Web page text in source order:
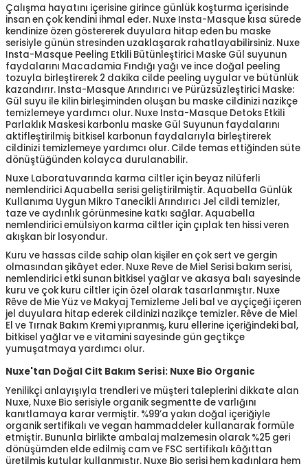
Çalışma hayatını içerisine girince günlük koşturma içerisinde
insan en çok kendini ihmal eder. Nuxe Insta-Masque kısa sürede
kendinize özen göstererek duyulara hitap eden bu maske
serisiyle günün stresinden uzaklaşarak rahatlayabilirsiniz. Nuxe
Insta-Masque Peeling Etkili Bütünleştirici Maske Gül suyunun
faydalarını Macadamia Fındığı yağı ve ince doğal peeling
tozuyla birleştirerek 2 dakika cilde peeling uygular ve bütünlük
kazandırır. Insta-Masque Arındırıcı ve Pürüzsüzleştirici Maske:
Gül suyu ile kilin birleşiminden oluşan bu maske cildinizi nazikçe
temizlemeye yardımcı olur. Nuxe Insta-Masque Detoks Etkili
Parlaklık Maskesi karbonlu maske Gül Suyunun faydalarını
aktifleştirilmiş bitkisel karbonun faydalarıyla birleştirerek
cildinizi temizlemeye yardımcı olur. Cilde temas ettiğinden süte
dönüştüğünden kolayca durulanabilir.
Nuxe Laboratuvarında karma ciltler için beyaz nilüferli
nemlendirici Aquabella serisi geliştirilmiştir. Aquabella Günlük
Kullanıma Uygun Mikro Tanecikli Arındırıcı Jel cildi temizler,
taze ve aydınlık görünmesine katkı sağlar. Aquabella
nemlendirici emülsiyon karma ciltler için çıplak ten hissi veren
akışkan bir losyondur.
Kuru ve hassas cilde sahip olan kişiler en çok sert ve gergin
olmasından şikâyet eder. Nuxe Reve de Miel Serisi bakım serisi,
nemlendirici etki sunan bitkisel yağlar ve akasya balı sayesinde
kuru ve çok kuru ciltler için özel olarak tasarlanmıştır. Nuxe
Rêve de Mie Yüz ve Makyaj Temizleme Jeli bal ve ayçiçeği içeren
jel duyulara hitap ederek cildinizi nazikçe temizler. Rêve de Miel
El ve Tırnak Bakım Kremi yıpranmış, kuru ellerine içeriğindeki bal,
bitkisel yağlar ve e vitamini sayesinde gün geçtikçe
yumuşatmaya yardımcı olur.
Nuxe'tan Doğal Cilt Bakım Serisi: Nuxe Bio Organic
Yenilikçi anlayışıyla trendleri ve müşteri taleplerini dikkate alan
Nuxe, Nuxe Bio serisiyle organik segmentte de varlığını
kanıtlamaya karar vermiştir. %99’a yakın doğal içeriğiyle
organik sertifikalı ve vegan hammaddeler kullanarak formüle
etmiştir. Bununla birlikte ambalaj malzemesin olarak %25 geri
dönüşümden elde edilmiş cam ve FSC sertifikalı kâğıttan
üretilmiş kutular kullanmıştır. Nuxe Bio serisi hem kadınlara hem